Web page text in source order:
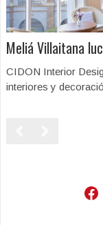
Meliá Villaitana
CIDON Interior
interiores y